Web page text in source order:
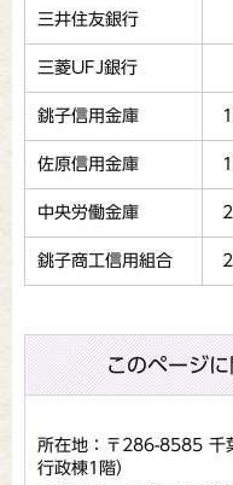
三井住友銀行
三菱UFJ銀行
銚子信用金庫
佐原信用金庫
中央労働金庫
銚子商工信用組合
このページ
所在地：〒286-8585 千
行政棟1階）